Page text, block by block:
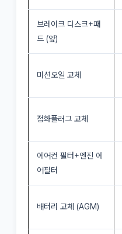
브레이크 디스크+패
드 (앞)
미션오일 교체
점화플러그 교체
에어컨 필터+엔진 에
어필터
배터리 교체 (AGM)